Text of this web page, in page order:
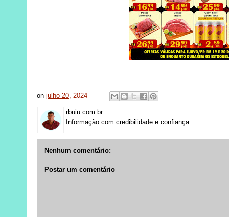
onjulho 20, 2024
rbuiu.com.br
Informação com credibilidade e confiança.
Nenhum comentário:
Postar um comentário